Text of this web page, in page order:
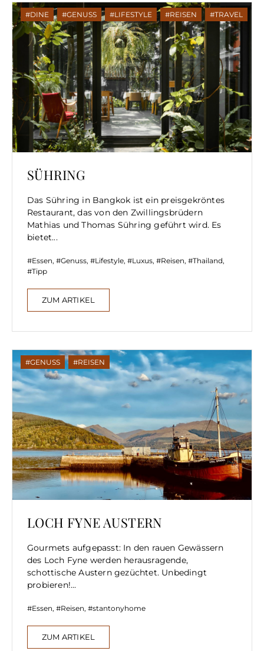
DINE , GENUSS , LIFESTYLE , REISEN , TRAVEL
SÜHRING
Das Sühring in Bangkok ist ein preisgekröntes
Restaurant, das von den Zwillingsbrüdern
Mathias und Thomas Sühring geführt wird. Es
bietet...
Essen, Genuss, Lifestyle, Luxus, Reisen, Thailand,
Tipp
ZUM ARTIKEL
GENUSS , REISEN
LOCH FYNE AUSTERN
Gourmets aufgepasst: In den rauen Gewässern
des Loch Fyne werden herausragende,
schottische Austern gezüchtet. Unbedingt
probieren!...
Essen, Reisen, stantonyhome
ZUM ARTIKEL